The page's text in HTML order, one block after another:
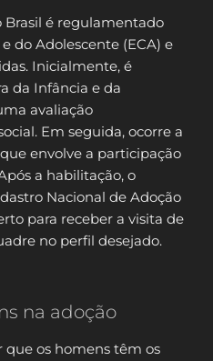
Brasil é regulamentado
do Adolescente (ECA) e
Inicialmente, é
da Infância e da
avaliação
Em seguida, ocorre a
envolve a participação
a habilitação, o
Nacional de Adoção
para receber a visita de
no perfil desejado.
na adoção
que os homens têm os